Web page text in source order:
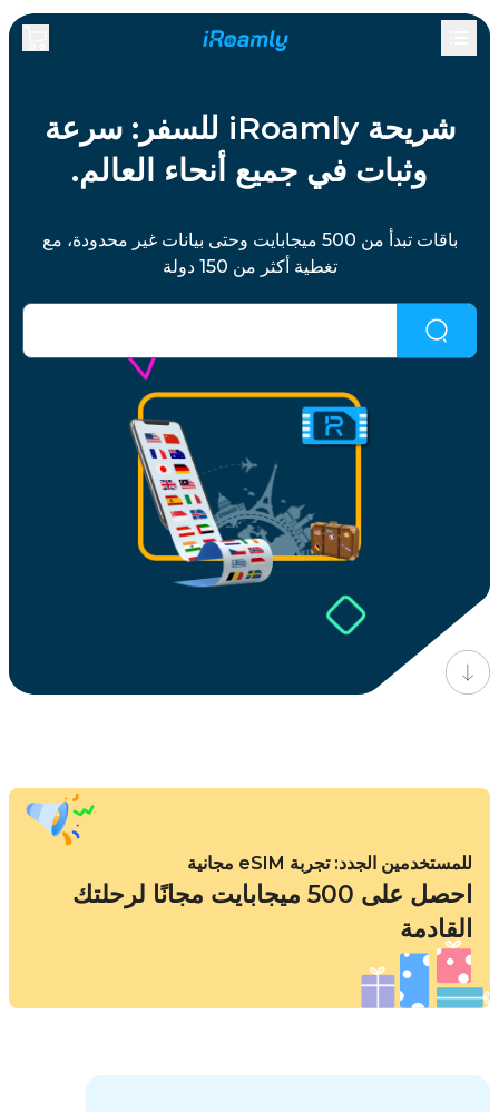
شريحة iRoamly للسفر: سرعة
وثبات في جميع أنحاء العالم.
باقات تبدأ من 500 ميجابايت وحتى بيانات غير محدودة، مع
تغطية أكثر من 150 دولة
لم تجد ما تبحث عنه؟اضغط هنا للمحاولة.
للمستخدمين الجدد: تجربة eSIM مجانية
احصل على 500 ميجابايت مجانًا لرحلتك
القادمة